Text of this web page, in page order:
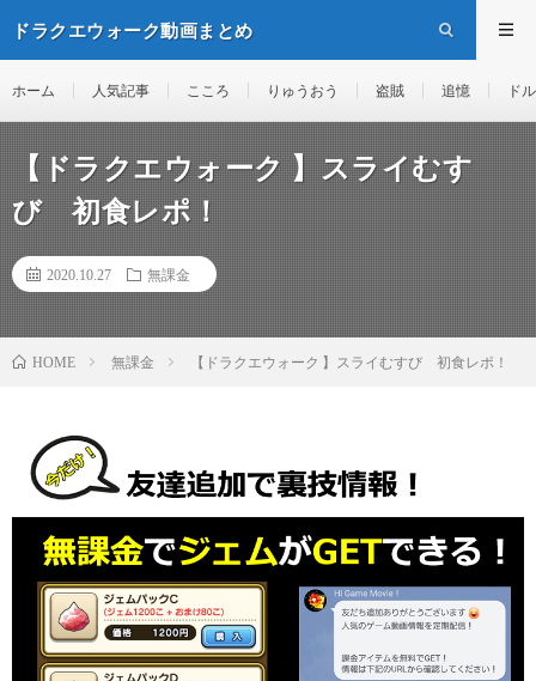
ドラクエウォーク動画まとめ
ホーム 人気記事 こころ りゅうおう 盗賊 追憶 ド
【ドラクエウォーク 】スライむす
び 初食レポ！
2020.10.27 無課金
HOME 無課金 【ドラクエウォーク 】スライむすび 初食レポ！